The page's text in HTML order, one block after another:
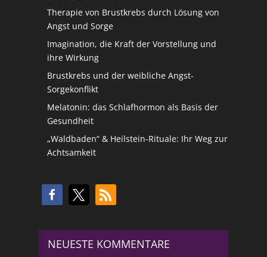
Therapie von Brustkrebs durch Lösung von
Angst und Sorge
Imagination, die Kraft der Vorstellung und
ihre Wirkung
Brustkrebs und der weibliche Angst-
Sorgekonflikt
Melatonin: das Schlafhormon als Basis der
Gesundheit
„Waldbaden“ & Heilstein-Rituale: Ihr Weg zur
Achtsamkeit
NEUESTE KOMMENTARE